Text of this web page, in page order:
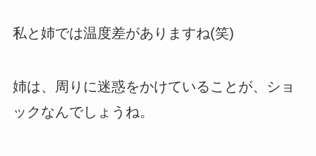
私と姉では温度差がありますね(笑)
姉は、周りに迷惑をかけていることが、ショ
ックなんでしょうね。